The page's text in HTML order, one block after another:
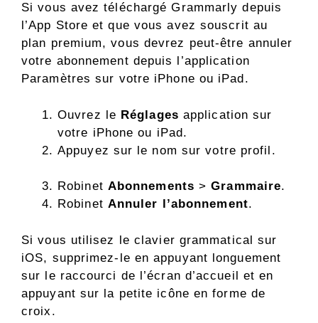
Si vous avez téléchargé Grammarly depuis
l’App Store et que vous avez souscrit au
plan premium, vous devrez peut-être annuler
votre abonnement depuis l’application
Paramètres sur votre iPhone ou iPad.
Ouvrez le Réglages application sur
votre iPhone ou iPad.
Appuyez sur le nom sur votre profil.
Robinet Abonnements> Grammaire.
Robinet Annuler l’abonnement.
Si vous utilisez le clavier grammatical sur
iOS, supprimez-le en appuyant longuement
sur le raccourci de l’écran d’accueil et en
appuyant sur la petite icône en forme de
croix.